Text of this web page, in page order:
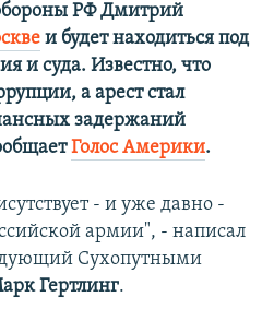
РФ Дмитрий
и будет находиться под
и суда. Известно, что
а арест стал
задержаний
Голос Америки.
- и уже давно -
армии", - написал
Сухопутными
Гертлинг.